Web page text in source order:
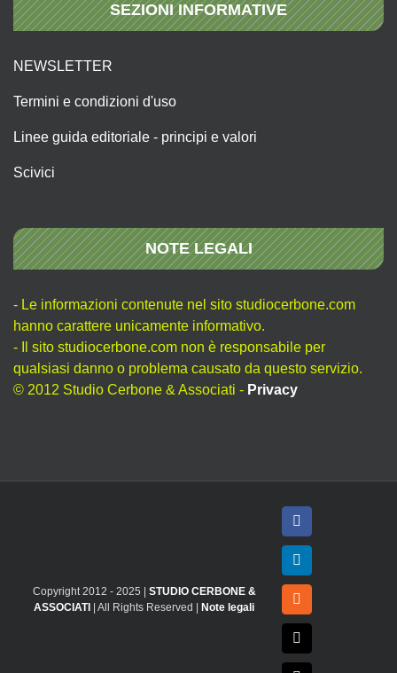
SEZIONI INFORMATIVE
NEWSLETTER
Termini e condizioni d'uso
Linee guida editoriale - principi e valori
Scivici
NOTE LEGALI
- Le informazioni contenute nel sito studiocerbone.com
hanno carattere unicamente informativo.
- Il sito studiocerbone.com non è responsabile per
qualsiasi danno o problema causato da questo servizio.
© 2012 Studio Cerbone & Associati - Privacy
Copyright 2012 - 2025 | STUDIO CERBONE &
ASSOCIATI
| All Rights Reserved | Note legali
Facebook
LinkedIn
Rss
X